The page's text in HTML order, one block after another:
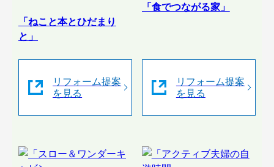
「ねこと本とひだまり
と」
リフォーム提案
を見る
「食でつながる家」
リフォーム提案
を見る